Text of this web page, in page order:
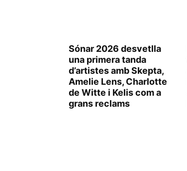
Sónar 2026 desvetlla
una primera tanda
d’artistes amb Skepta,
Amelie Lens, Charlotte
de Witte i Kelis com a
grans reclams